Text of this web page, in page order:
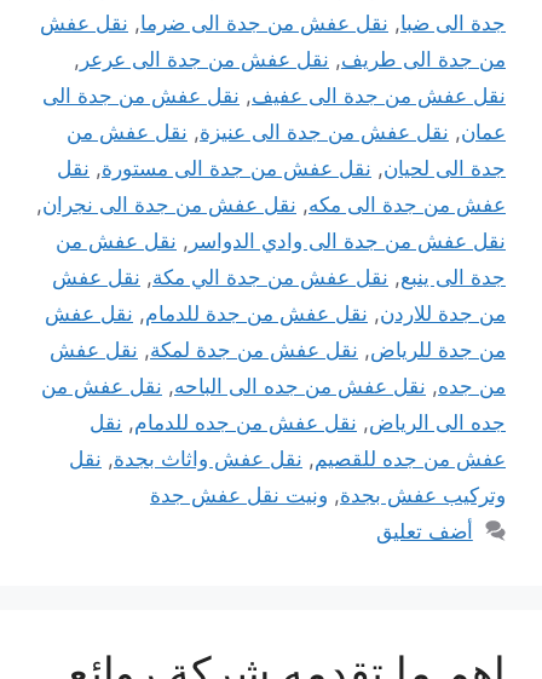
جدة الى ضبا, نقل عفش من جدة الى ضرما, نقل عفش
من جدة الى طريف, نقل عفش من جدة الى عرعر ,
نقل عفش من جدة الى عفيف, نقل عفش من جدة الى
عمان, نقل عفش من جدة الى عنيزة, نقل عفش من
جدة الى لحيان, نقل عفش من جدة الى مستورة, نقل
عفش من جدة الى مكه, نقل عفش من جدة الى نجران,
نقل عفش من جدة الى وادي الدواسر , نقل عفش من
جدة الى ينبع, نقل عفش من جدة الي مكة, نقل عفش
من جدة للاردن, نقل عفش من جدة للدمام, نقل عفش
من جدة للرياض, نقل عفش من جدة لمكة, نقل عفش
من جده, نقل عفش من جده الى الباحه, نقل عفش من
جده الى الرياض, نقل عفش من جده للدمام, نقل
عفش من جده للقصيم, نقل عفش واثاث بجدة, نقل
وتركيب عفش بجدة, ونيت نقل عفش جدة
أضف تعليق